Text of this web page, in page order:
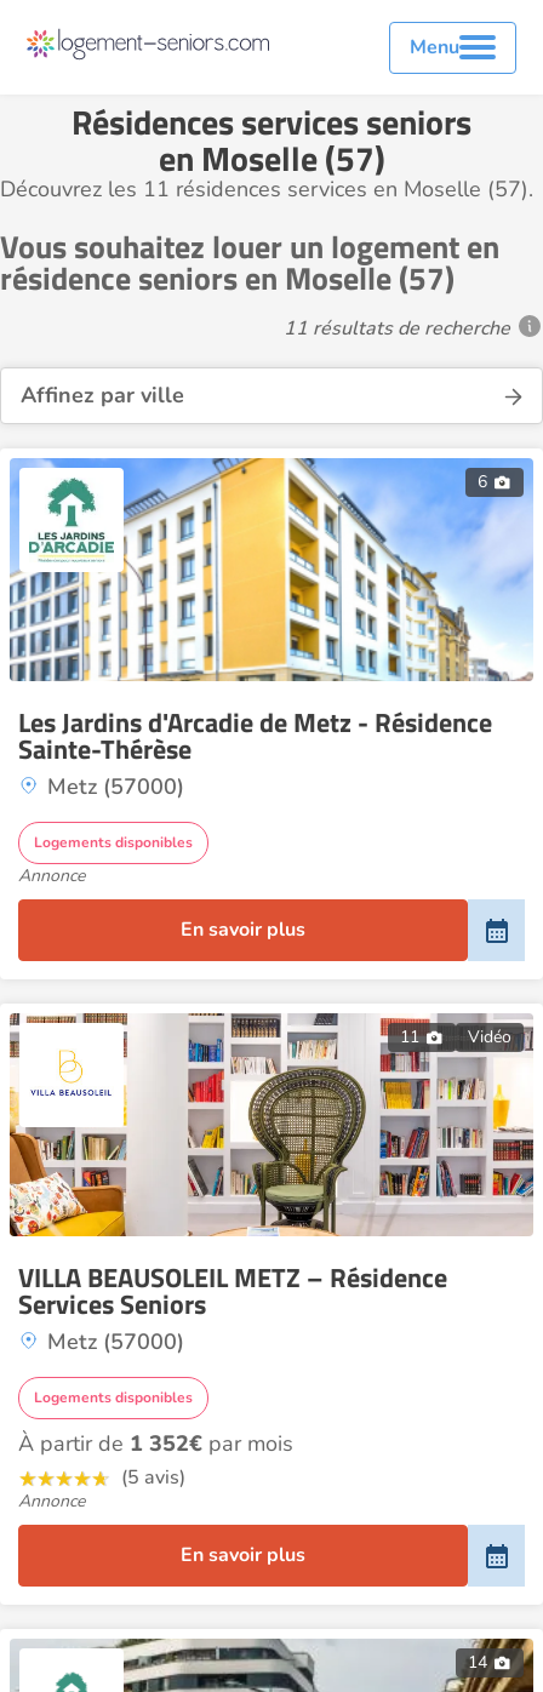
Menu
Résidences services seniors
en Moselle (57)
Découvrez les 11 résidences services en Moselle (57).
Vous souhaitez louer un logement en
résidence seniors en Moselle (57)
11 résultats de recherche
Affinez par ville
6
Les Jardins d'Arcadie de Metz - Résidence
Sainte-Thérèse
Metz (57000)
Logements disponibles
Annonce
En savoir plus
11 Vidéo
VILLA BEAUSOLEIL METZ – Résidence
Services Seniors
Metz (57000)
Logements disponibles
À partir de 1 352€ par mois
(5 avis)
Annonce
En savoir plus
14